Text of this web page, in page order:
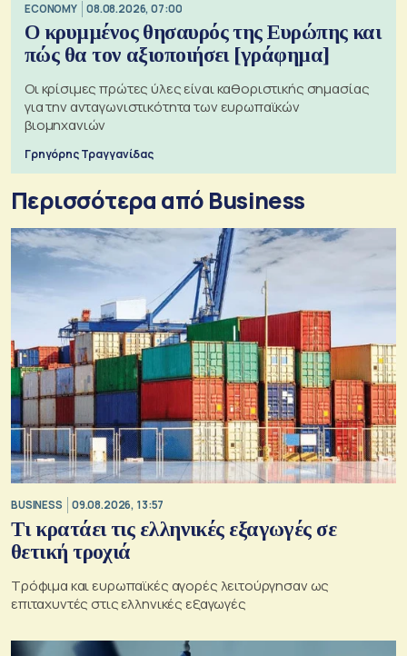
ECONOMY 08.08.2026, 07:00
Ο κρυμμένος θησαυρός της Ευρώπης και
πώς θα τον αξιοποιήσει [γράφημα]
Οι κρίσιμες πρώτες ύλες είναι καθοριστικής σημασίας
για την ανταγωνιστικότητα των ευρωπαϊκών
βιομηχανιών
Γρηγόρης Τραγγανίδας
Περισσότερα από Business
BUSINESS 09.08.2026, 13:57
Τι κρατάει τις ελληνικές εξαγωγές σε
θετική τροχιά
Τρόφιμα και ευρωπαϊκές αγορές λειτούργησαν ως
επιταχυντές στις ελληνικές εξαγωγές